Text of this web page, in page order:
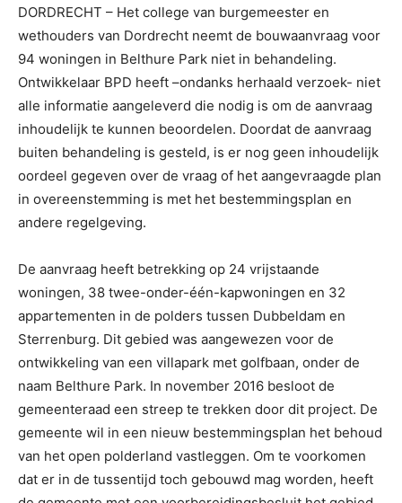
DORDRECHT – Het college van burgemeester en
wethouders van Dordrecht neemt de bouwaanvraag voor
94 woningen in Belthure Park niet in behandeling.
Ontwikkelaar BPD heeft –ondanks herhaald verzoek- niet
alle informatie aangeleverd die nodig is om de aanvraag
inhoudelijk te kunnen beoordelen. Doordat de aanvraag
buiten behandeling is gesteld, is er nog geen inhoudelijk
oordeel gegeven over de vraag of het aangevraagde plan
in overeenstemming is met het bestemmingsplan en
andere regelgeving.
De aanvraag heeft betrekking op 24 vrijstaande
woningen, 38 twee-onder-één-kapwoningen en 32
appartementen in de polders tussen Dubbeldam en
Sterrenburg. Dit gebied was aangewezen voor de
ontwikkeling van een villapark met golfbaan, onder de
naam Belthure Park. In november 2016 besloot de
gemeenteraad een streep te trekken door dit project. De
gemeente wil in een nieuw bestemmingsplan het behoud
van het open polderland vastleggen. Om te voorkomen
dat er in de tussentijd toch gebouwd mag worden, heeft